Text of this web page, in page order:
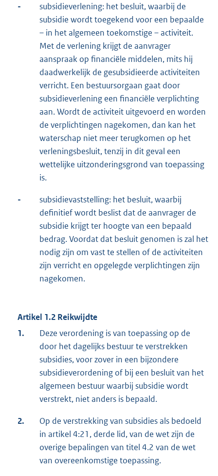
-
subsidieverlening: het besluit, waarbij de
subsidie wordt toegekend voor een bepaalde
– in het algemeen toekomstige – activiteit.
Met de verlening krijgt de aanvrager
aanspraak op financiële middelen, mits hij
daadwerkelijk de gesubsidieerde activiteiten
verricht. Een bestuursorgaan gaat door
subsidieverlening een financiële verplichting
aan. Wordt de activiteit uitgevoerd en worden
de verplichtingen nagekomen, dan kan het
waterschap niet meer terugkomen op het
verleningsbesluit, tenzij in dit geval een
wettelijke uitzonderingsgrond van toepassing
is.
-
subsidievaststelling: het besluit, waarbij
definitief wordt beslist dat de aanvrager de
subsidie krijgt ter hoogte van een bepaald
bedrag. Voordat dat besluit genomen is zal het
nodig zijn om vast te stellen of de activiteiten
zijn verricht en opgelegde verplichtingen zijn
nagekomen.
Artikel 1.2 Reikwijdte
1.
Deze verordening is van toepassing op de
door het dagelijks bestuur te verstrekken
subsidies, voor zover in een bijzondere
subsidieverordening of bij een besluit van het
algemeen bestuur waarbij subsidie wordt
verstrekt, niet anders is bepaald.
2.
Op de verstrekking van subsidies als bedoeld
in artikel 4:21, derde lid, van de wet zijn de
overige bepalingen van titel 4.2 van de wet
van overeenkomstige toepassing.